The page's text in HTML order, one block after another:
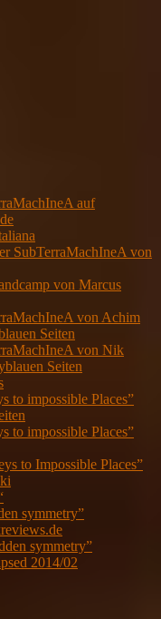
auf
SubTerraMachIneA von
von Marcus
von Achim
Seiten
von Nik
Seiten
to impossible Places”
to impossible Places”
to Impossible Places”
symmetry”
symmetry”
2014/02